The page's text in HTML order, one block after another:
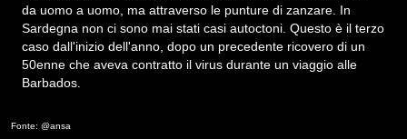
da uomo a uomo, ma attraverso le punture di zanzare. In
Sardegna non ci sono mai stati casi autoctoni. Questo è il terzo
caso dall'inizio dell'anno, dopo un precedente ricovero di un
50enne che aveva contratto il virus durante un viaggio alle
Barbados.
Fonte: @ansa